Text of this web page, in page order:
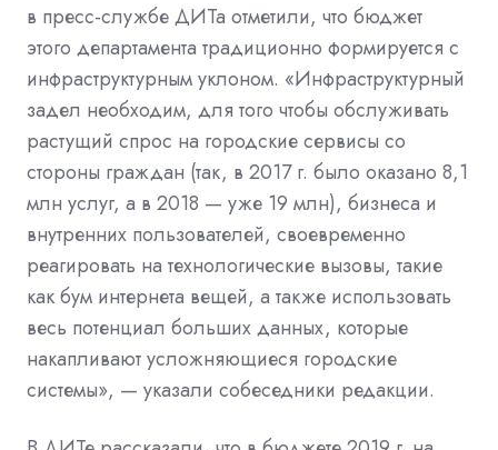
в пресс-службе ДИТа отметили, что бюджет
этого департамента традиционно формируется с
инфраструктурным уклоном. «Инфраструктурный
задел необходим, для того чтобы обслуживать
растущий спрос на городские сервисы со
стороны граждан (так, в 2017 г. было оказано 8,1
млн услуг, а в 2018 — уже 19 млн), бизнеса и
внутренних пользователей, своевременно
реагировать на технологические вызовы, такие
как бум интернета вещей, а также использовать
весь потенциал больших данных, которые
накапливают усложняющиеся городские
системы», — указали собеседники редакции.